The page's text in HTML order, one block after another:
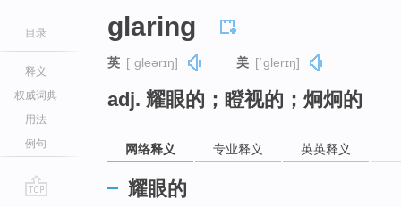
目录
释义
权威词典
用法
例句
glaring
英 [ˈɡleərɪŋ] 美 [ˈɡlerɪŋ]
adj. 耀眼的；瞪视的；炯炯的
网络释义 专业释义 英英释义
耀眼的